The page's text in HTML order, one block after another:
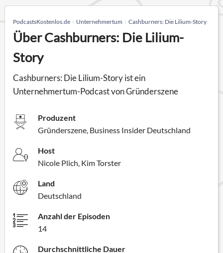
PodcastsKostenlos.de Unternehmertum Cashburners: Die Lilium-Story
Über Cashburners: Die Lilium-
Story
Cashburners: Die Lilium-Story ist ein
Unternehmertum-Podcast von Gründerszene
Produzent
Gründerszene, Business Insider Deutschland
Host
Nicole Plich, Kim Torster
Land
Deutschland
Anzahl der Episoden
14
Durchschnittliche Dauer